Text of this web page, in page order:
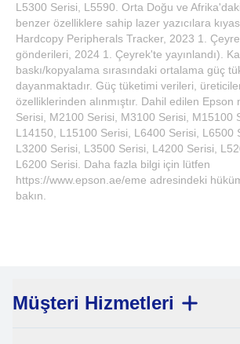
L5300 Serisi, L5590. Orta Doğu ve
benzer özelliklere sahip lazer yazıcılara
Hardcopy Peripherals Tracker, 2023 1.
gönderileri, 2024 1. Çeyrek'te yayınlandı).
baskı/kopyalama sırasındaki ortalama güç
dayanmaktadır. Güç tüketimi verileri,
özelliklerinden alınmıştır. Dahil edilen Epson
Serisi, M2100 Serisi, M3100 Serisi, M15100
L14150, L15100 Serisi, L6400 Serisi, L6500
L3200 Serisi, L3500 Serisi, L4200 Serisi,
L6200 Serisi. Daha fazla bilgi için lütfen
https://www.epson.ae/eme adresindeki
bakın.
Müşteri Hizmetleri